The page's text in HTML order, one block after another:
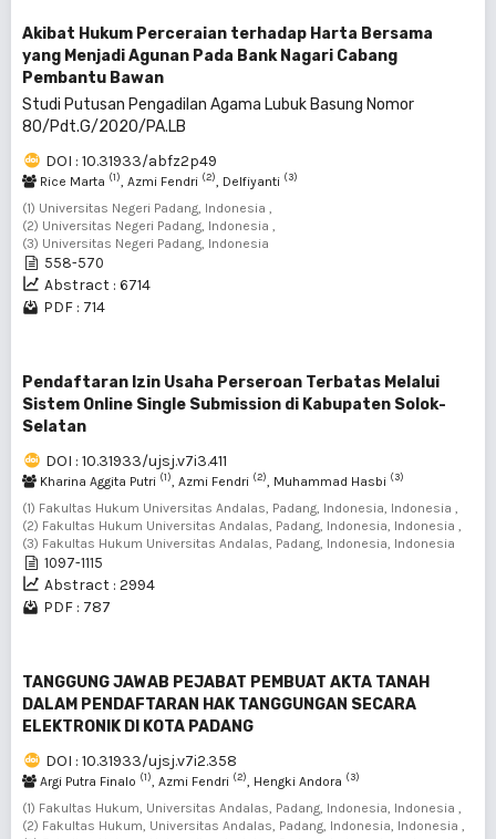
Akibat Hukum Perceraian terhadap Harta Bersama
yang Menjadi Agunan Pada Bank Nagari Cabang
Pembantu Bawan
Studi Putusan Pengadilan Agama Lubuk Basung Nomor
80/Pdt.G/2020/PA.LB
DOI : 10.31933/abfz2p49
Rice Marta (1) , Azmi Fendri (2) , Delfiyanti (3)
(1) Universitas Negeri Padang, Indonesia ,
(2) Universitas Negeri Padang, Indonesia ,
(3) Universitas Negeri Padang, Indonesia
558-570
Abstract : 6714
PDF : 714
Pendaftaran Izin Usaha Perseroan Terbatas Melalui
Sistem Online Single Submission di Kabupaten Solok-
Selatan
DOI : 10.31933/ujsj.v7i3.411
Kharina Aggita Putri (1) , Azmi Fendri (2) , Muhammad Hasbi (3)
(1) Fakultas Hukum Universitas Andalas, Padang, Indonesia, Indonesia ,
(2) Fakultas Hukum Universitas Andalas, Padang, Indonesia, Indonesia ,
(3) Fakultas Hukum Universitas Andalas, Padang, Indonesia, Indonesia
1097-1115
Abstract : 2994
PDF : 787
TANGGUNG JAWAB PEJABAT PEMBUAT AKTA TANAH
DALAM PENDAFTARAN HAK TANGGUNGAN SECARA
ELEKTRONIK DI KOTA PADANG
DOI : 10.31933/ujsj.v7i2.358
Argi Putra Finalo (1) , Azmi Fendri (2) , Hengki Andora (3)
(1) Fakultas Hukum, Universitas Andalas, Padang, Indonesia, Indonesia ,
(2) Fakultas Hukum, Universitas Andalas, Padang, Indonesia, Indonesia ,